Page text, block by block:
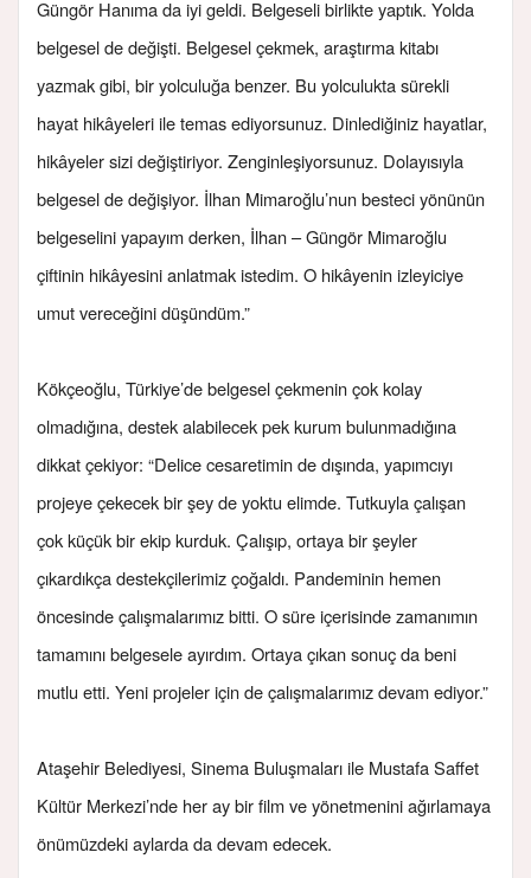
Güngör Hanıma da iyi geldi. Belgeseli birlikte yaptık. Yolda
belgesel de değişti. Belgesel çekmek, araştırma kitabı
yazmak gibi, bir yolculuğa benzer. Bu yolculukta sürekli
hayat hikâyeleri ile temas ediyorsunuz. Dinlediğiniz hayatlar,
hikâyeler sizi değiştiriyor. Zenginleşiyorsunuz. Dolayısıyla
belgesel de değişiyor. İlhan Mimaroğlu’nun besteci yönünün
belgeselini yapayım derken, İlhan – Güngör Mimaroğlu
çiftinin hikâyesini anlatmak istedim. O hikâyenin izleyiciye
umut vereceğini düşündüm.”
Kökçeoğlu, Türkiye’de belgesel çekmenin çok kolay
olmadığına, destek alabilecek pek kurum bulunmadığına
dikkat çekiyor: “Delice cesaretimin de dışında, yapımcıyı
projeye çekecek bir şey de yoktu elimde. Tutkuyla çalışan
çok küçük bir ekip kurduk. Çalışıp, ortaya bir şeyler
çıkardıkça destekçilerimiz çoğaldı. Pandeminin hemen
öncesinde çalışmalarımız bitti. O süre içerisinde zamanımın
tamamını belgesele ayırdım. Ortaya çıkan sonuç da beni
mutlu etti. Yeni projeler için de çalışmalarımız devam ediyor.”
Ataşehir Belediyesi, Sinema Buluşmaları ile Mustafa Saffet
Kültür Merkezi’nde her ay bir film ve yönetmenini ağırlamaya
önümüzdeki aylarda da devam edecek.